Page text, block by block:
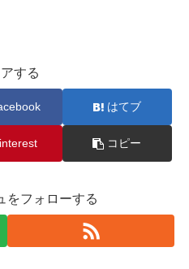
する
はてブ
コピー
をフォローする